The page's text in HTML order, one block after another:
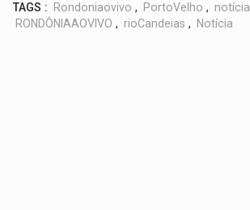
TAGS : Rondoniaovivo , PortoVelho , notícia
RONDÔNIAAOVIVO , rioCandeias , Notícia